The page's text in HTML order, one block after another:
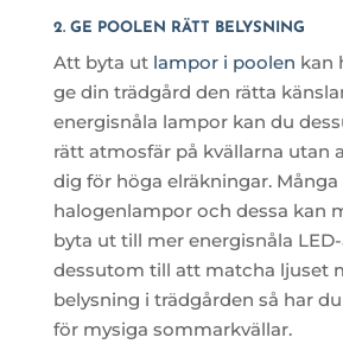
2. GE POOLEN RÄTT BELYSNING
Att byta ut lampor i poolen kan
ge din trädgård den rätta
energisnåla lampor kan du
rätt atmosfär på kvällarna utan
dig för höga elräkningar.
halogenlampor och dessa kan
byta ut till mer energisnåla
dessutom till att matcha ljuset
belysning i trädgården så har
för mysiga sommarkvällar.